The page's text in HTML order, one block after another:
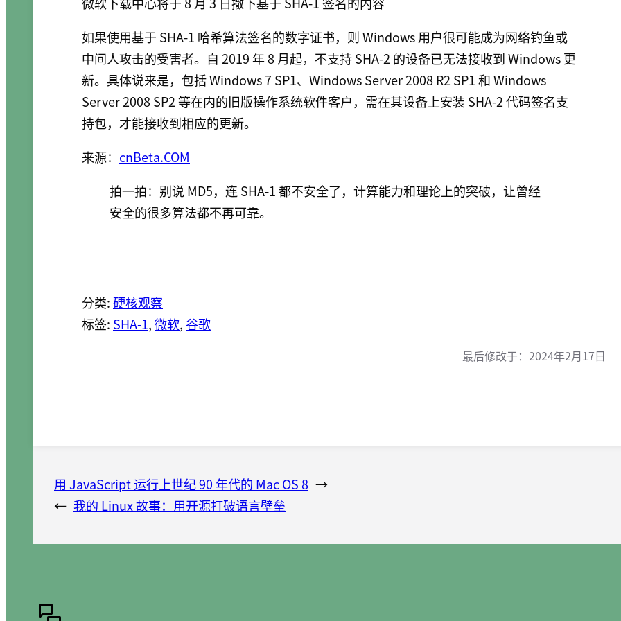
如果使用基于 SHA-1 哈希算法签名的数字证书，则 Windows 用户很可能成为网络钓鱼或
中间人攻击的受害者。自 2019 年 8 月起，不支持 SHA-2 的设备已无法接收到 Windows 更
新。具体说来是，包括 Windows 7 SP1、Windows Server 2008 R2 SP1 和 Windows
Server 2008 SP2 等在内的旧版操作系统软件客户，需在其设备上安装 SHA-2 代码签名支
持包，才能接收到相应的更新。
来源： cnBeta.COM
拍一拍：别说 MD5，连 SHA-1 都不安全了，计算能力和理论上的突破，让曾经
安全的很多算法都不再可靠。
分类:硬核观察
标签: SHA-1, 微软, 谷歌
最后修改于： 2024年2月17日
用 JavaScript 运行上世纪 90 年代的 Mac OS 8 →
← 我的 Linux 故事：用开源打破语言壁垒